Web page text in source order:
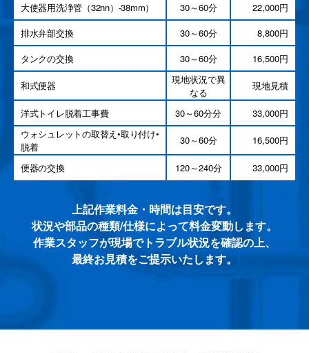
大使器用洗浄管（32nn）-38mm）
30～60分
22,000円
排水弁部交換
30～60分
8,800円
タンクの交換
30～60分 16,500円
和式便器
現地状況で異
なる
現地見積
洋式トイレ脱着工事費 30～60分分
33,000円
ウォシュレットの取替え•取り付け•
脱着
30～60分 16,500円
便器の交換 120～240分 33,000円
上記作業料金・時間は目安です。
状況や部品の種類/仕様によって料金変動します。
作業スタッフが現場でトラブル状況を確認の上、
最終お見積をご提示いたします。